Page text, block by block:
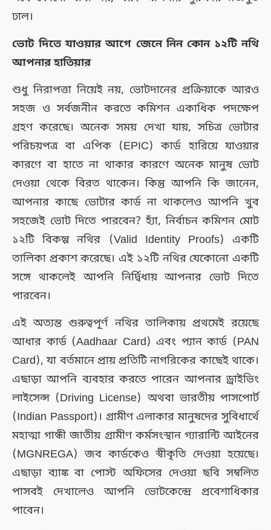
ঢাল।
ভোট দিতে যাওয়ার আগে জেনে নিন কোন ১২টি নথি
আপনার হাতিয়ার
শুধু নিরাপত্তা নিয়েই নয়, ভোটদানের প্রক্রিয়াকে আরও
সহজ ও সর্বজনীন করতে কমিশন একাধিক পদক্ষেপ
গ্রহণ করেছে। অনেক সময় দেখা যায়, সচিত্র ভোটার
পরিচয়পত্র বা এপিক (EPIC) কার্ড হারিয়ে যাওয়ার
কারণে বা হাতে না থাকার কারণে অনেক মানুষ ভোট
দেওয়া থেকে বিরত থাকেন। কিন্তু আপনি কি জানেন,
আপনার কাছে ভোটার কার্ড না থাকলেও আপনি খুব
সহজেই ভোট দিতে পারবেন? হ্যাঁ, নির্বাচন কমিশন মোট
১২টি বিকল্প নথির (Valid Identity Proofs) একটি
তালিকা প্রকাশ করেছে। এই ১২টি নথির যেকোনো একটি
সঙ্গে থাকলেই আপনি নির্দ্বিধায় আপনার ভোট দিতে
পারবেন।
এই অত্যন্ত গুরুত্বপূর্ণ নথির তালিকায় প্রথমেই রয়েছে
আধার কার্ড (Aadhaar Card) এবং প্যান কার্ড (PAN
Card), যা বর্তমানে প্রায় প্রতিটি নাগরিকের কাছেই থাকে।
এছাড়া আপনি ব্যবহার করতে পারেন আপনার ড্রাইভিং
লাইসেন্স (Driving License) অথবা ভারতীয় পাসপোর্ট
(Indian Passport)। গ্রামীণ এলাকার মানুষদের সুবিধার্থে
মহাত্মা গান্ধী জাতীয় গ্রামীণ কর্মসংস্থান গ্যারান্টি আইনের
(MGNREGA) জব কার্ডকেও স্বীকৃতি দেওয়া হয়েছে।
এছাড়া ব্যাঙ্ক বা পোস্ট অফিসের দেওয়া ছবি সম্বলিত
পাসবই দেখালেও আপনি ভোটকেন্দ্রে প্রবেশাধিকার
পাবেন।